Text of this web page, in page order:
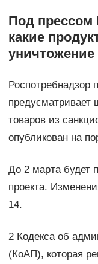
Под прессом
какие
уничтожение
Роспотребнадзор
предусматривает
товаров из
опубликован на
До 2 марта будет
проекта.
14.
2 Кодекса об
(КоАП), которая